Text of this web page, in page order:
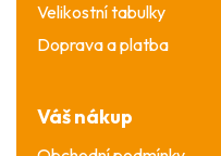
Velikostní tabulky
Doprava a platba
Váš nákup